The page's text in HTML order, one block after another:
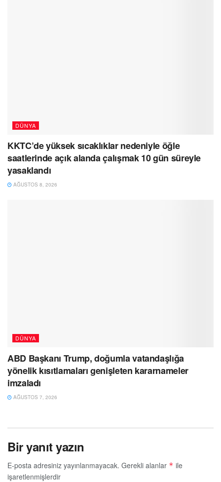
DÜNYA
KKTC’de yüksek sıcaklıklar nedeniyle öğle
saatlerinde açık alanda çalışmak 10 gün süreyle
yasaklandı
AĞUSTOS 8, 2026
DÜNYA
ABD Başkanı Trump, doğumla vatandaşlığa
yönelik kısıtlamaları genişleten kararnameler
imzaladı
AĞUSTOS 7, 2026
Bir yanıt yazın
E-posta adresiniz yayınlanmayacak. Gerekli alanlar * ile
işaretlenmişlerdir